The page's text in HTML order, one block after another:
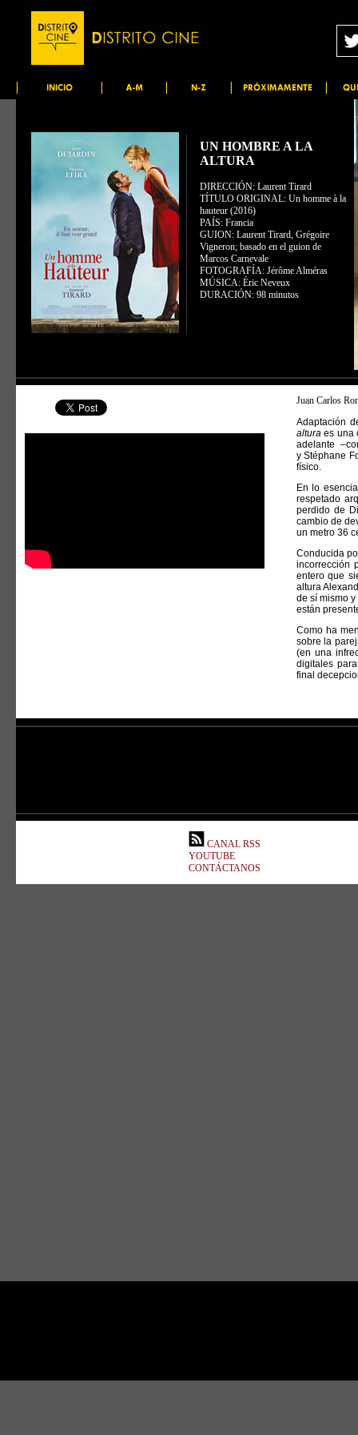
UN HOMBRE A LA
ALTURA
DIRECCIÓN: Laurent Tirard
TÍTULO ORIGINAL: Un homme à la
hauteur (2016)
PAÍS: Francia
GUION: Laurent Tirard, Grégoire
Vigneron; basado en el guion de
Marcos Carnevale
FOTOGRAFÍA: Jérôme Alméras
MÚSICA: Éric Neveux
DURACIÓN: 98 minutos
Juan Carlos
Adaptación
altura es una
adelante
y Stéphane
físico.
En lo
respetado
perdido de
cambio de
un metro 36
Conducida
incorrección
entero que
altura
de sí mismo
están
Como ha
sobre la
(en una
digitales
final
CANAL RSS
YOUTUBE
CONTÁCTANOS